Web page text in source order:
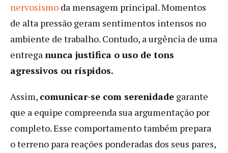
nervosismo da mensagem principal. Momentos
de alta pressão geram sentimentos intensos no
ambiente de trabalho. Contudo, a urgência de uma
entreganunca justifica o uso de tons
agressivos ou ríspidos.
Assim, comunicar-se com serenidade garante
que a equipe compreenda sua argumentação por
completo. Esse comportamento também prepara
o terreno para reações ponderadas dos seus pares,